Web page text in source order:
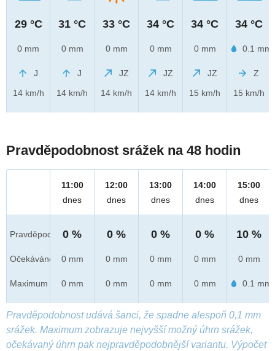
29 °C
0 mm
J
14 km/h
31 °C
0 mm
J
14 km/h
33 °C
0 mm
JZ
14 km/h
34 °C
0 mm
JZ
14 km/h
34 °C
0 mm
JZ
15 km/h
34 °C
0.1 mm
Z
15 km/h
Pravděpodobnost srážek na 48 hodin
Pravděpod.
Očekáváno
Maximum
11:00
dnes
0 %
0 mm
0 mm
12:00
dnes
0 %
0 mm
0 mm
13:00
dnes
0 %
0 mm
0 mm
14:00
dnes
0 %
0 mm
0 mm
15:00
dnes
10 %
0 mm
0.1 mm
Pravděpodobnost udává šanci, že spadne alespoň 0,1 mm
srážek. Maximum zobrazuje nejvyšší možný úhrn srážek,
očekávaný úhrn pak nejpravděpodobnější variantu. Výpočet